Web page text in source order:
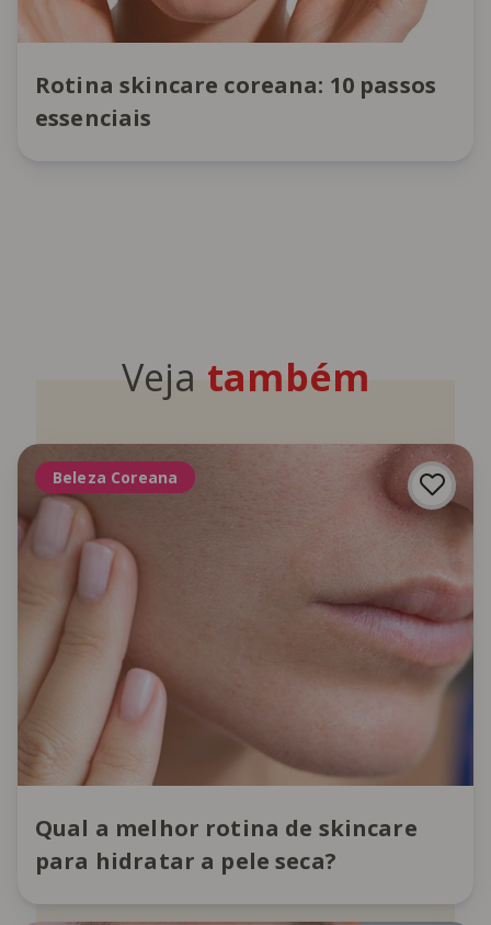
Rotina skincare coreana: 10 passos
essenciais
Veja também
Beleza Coreana
Qual a melhor rotina de skincare
para hidratar a pele seca?